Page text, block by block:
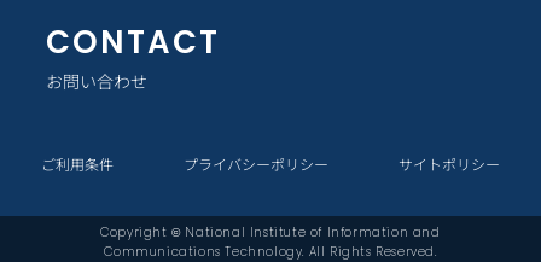
CONTACT
お問い合わせ
ご利用条件 プライバシーポリシー サイトポリシー
Copyright © National Institute of Information and
Communications Technology. All Rights Reserved.